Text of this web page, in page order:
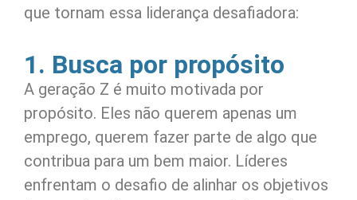
que tornam essa liderança desafiadora:
1. Busca por propósito
A geração Z é muito motivada por
propósito. Eles não querem apenas um
emprego, querem fazer parte de algo que
contribua para um bem maior. Líderes
enfrentam o desafio de alinhar os objetivos